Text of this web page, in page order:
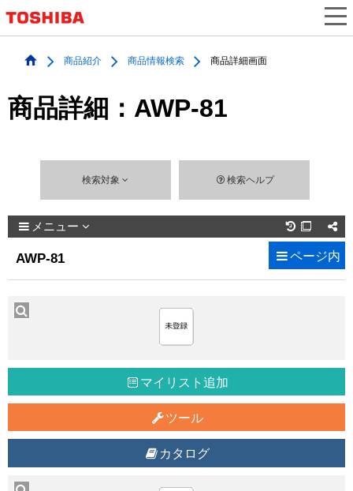
商品紹介 商品情報検索 商品詳細画面
商品詳細：AWP-81
検索対象 検索ヘルプ
メニュー 
AWP-81 ページ内
マイリスト追加
ツール
カタログ